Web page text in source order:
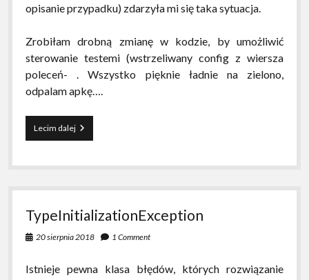
opisanie przypadku) zdarzyła mi się taka sytuacja.
Zrobiłam drobną zmianę w kodzie, by umożliwić
sterowanie testemi (wstrzeliwany config z wiersza
poleceń- . Wszystko pięknie ładnie na zielono,
odpalam apkę….
Lecim dalejNo
i
ten
Initialization
Tym
nhibernate
TypeInitializationException
20 sierpnia 2018 1 Comment
Istnieje pewna klasa błędów, których rozwiązanie